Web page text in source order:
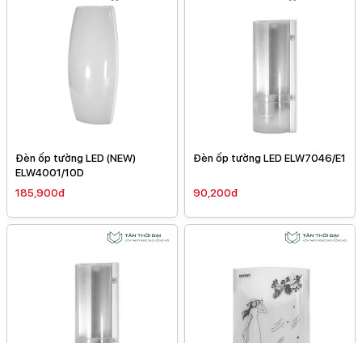
Đèn ốp tường LED (NEW)
ELW4001/10D
185,900đ
Đèn ốp tường LED ELW7046/E1
90,200đ